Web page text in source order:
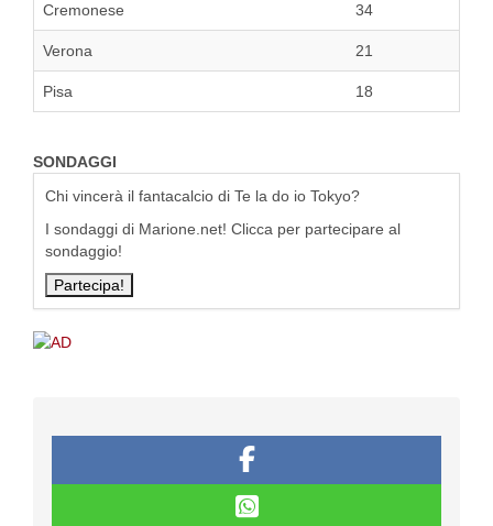
Cremonese 34
Verona 21
Pisa 18
SONDAGGI
Chi vincerà il fantacalcio di Te la do io Tokyo?
I sondaggi di Marione.net! Clicca per partecipare al
sondaggio!